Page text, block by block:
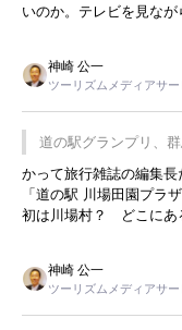
いのか。テレビを見な
んてことは、冗談でも
神崎 公一
ツーリズムメディアサ
道の駅グランプリ、
かって旅行雑誌の編集
「道の駅 川場田園プラ
初は川場村？ どこにあ
永井 彰一社長にインタ
した。プレゼンも巧み
は、従業員に東京ディ
の何かを理解してもら
プレミアムヨーグルト
神崎 公一
ツーリズムメディアサ